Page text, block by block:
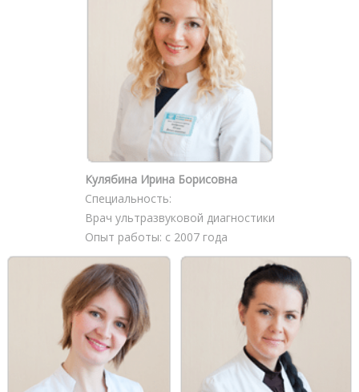
Кулябина Ирина Борисовна
Специальность:
Врач ультразвуковой диагностики
Опыт работы: с 2007 года